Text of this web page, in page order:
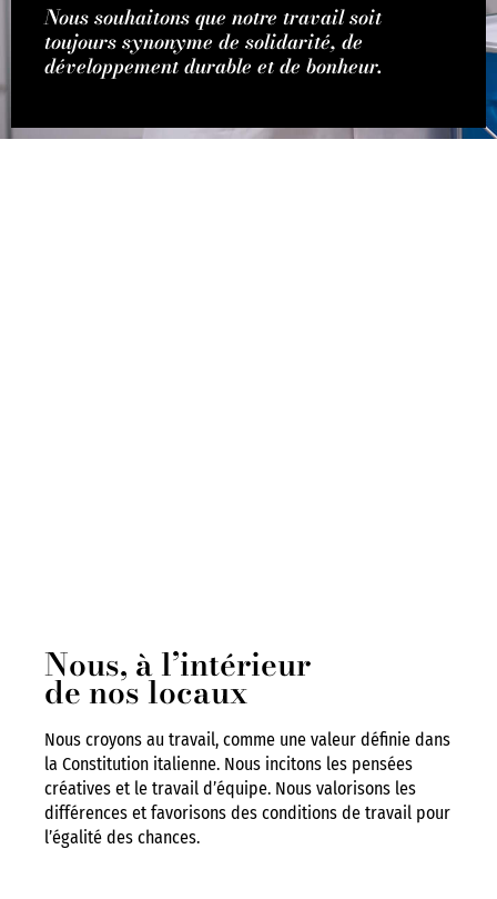
Nous souhaitons que notre travail soit
toujours synonyme de solidarité, de
développement durable et de bonheur.
Nous, à l’intérieur
de nos locaux
Nous croyons au travail, comme une valeur définie dans
la Constitution italienne. Nous incitons les pensées
créatives et le travail d’équipe. Nous valorisons les
différences et favorisons des conditions de travail pour
l’égalité des chances.